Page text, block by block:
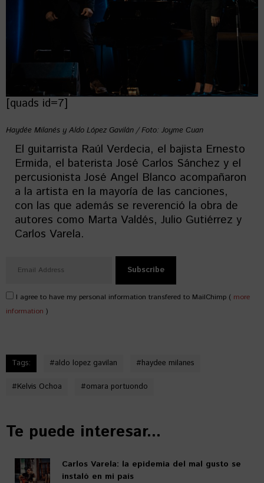
[quads id=7]
Haydée Milanés y Aldo López Gavilán / Foto: Joyme Cuan
El guitarrista Raúl Verdecia, el bajista Ernesto
Ermida, el baterista José Carlos Sánchez y el
percusionista José Angel Blanco acompañaron
a la artista en la mayoría de las canciones,
con las que además se reverenció la obra de
autores como Marta Valdés, Julio Gutiérrez y
Carlos Varela.
I agree to have my personal information transfered to MailChimp ( more
information )
Tags: #aldo lopez gavilan #haydee milanes
#Kelvis Ochoa #omara portuondo
Te puede interesar...
Carlos Varela: la epidemia del mal gusto se
instaló en mi país